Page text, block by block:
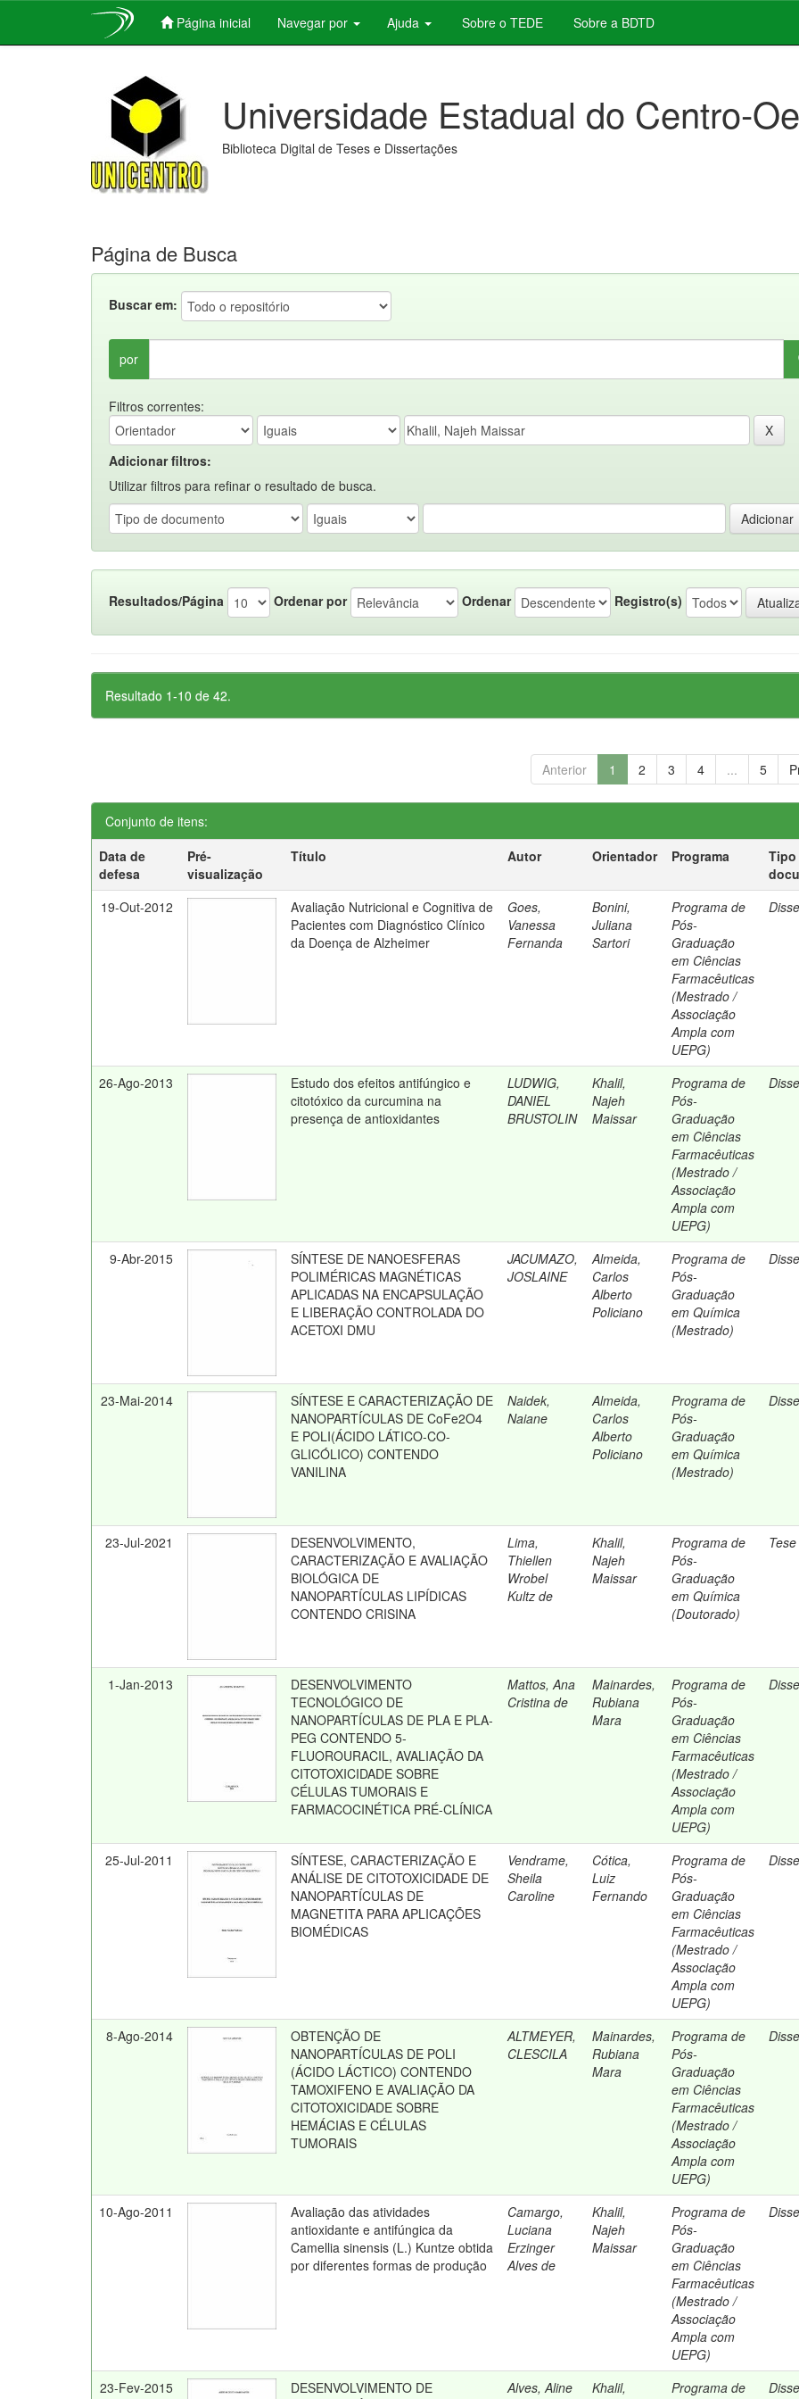
Página inicial Navegar por Ajuda Sobre o TEDE Sobre a BDTD
Universidade Estadual do Centro-
Biblioteca Digital de Teses e Dissertações
Página de Busca
Buscar em:
por
Filtros correntes:
Adicionar filtros:
Utilizar filtros para refinar o resultado de busca.
Resultados/Página Ordenar por Ordenar Registro(s)
Resultado 1-10 de 42.
Anterior 1 2 3 4 ... 5
Conjunto de itens:
Data de
defesa
Pré-
visualização
Título Autor Orientador Programa
Tipo
19-Out-2012
Avaliação Nutricional e Cognitiva de
Pacientes com Diagnóstico Clínico
da Doença de Alzheimer
Goes,
Vanessa
Fernanda
Bonini,
Juliana
Sartori
Programa de
Pós-
Graduação
em Ciências
Farmacêuticas
(Mestrado /
Associação
Ampla com
UEPG)
26-Ago-2013
Estudo dos efeitos antifúngico e
citotóxico da curcumina na
presença de antioxidantes
LUDWIG,
DANIEL
BRUSTOLIN
Khalil,
Najeh
Maissar
Programa de
Pós-
Graduação
em Ciências
Farmacêuticas
(Mestrado /
Associação
Ampla com
UEPG)
9-Abr-2015
SÍNTESE DE NANOESFERAS
POLIMÉRICAS MAGNÉTICAS
APLICADAS NA ENCAPSULAÇÃO
E LIBERAÇÃO CONTROLADA DO
ACETOXI DMU
JACUMAZO,
JOSLAINE
Almeida,
Carlos
Alberto
Policiano
Programa de
Pós-
Graduação
em Química
(Mestrado)
23-Mai-2014
SÍNTESE E CARACTERIZAÇÃO DE
NANOPARTÍCULAS DE CoFe2O4
E POLI(ÁCIDO LÁTICO-CO-
GLICÓLICO) CONTENDO
VANILINA
Naidek,
Naiane
Almeida,
Carlos
Alberto
Policiano
Programa de
Pós-
Graduação
em Química
(Mestrado)
23-Jul-2021
DESENVOLVIMENTO,
CARACTERIZAÇÃO E AVALIAÇÃO
BIOLÓGICA DE
NANOPARTÍCULAS LIPÍDICAS
CONTENDO CRISINA
Lima,
Thiellen
Wrobel
Kultz de
Khalil,
Najeh
Maissar
Programa de
Pós-
Graduação
em Química
(Doutorado)
Tese
1-Jan-2013
DESENVOLVIMENTO
TECNOLÓGICO DE
NANOPARTÍCULAS DE PLA E PLA-
PEG CONTENDO 5-
FLUOROURACIL, AVALIAÇÃO DA
CITOTOXICIDADE SOBRE
CÉLULAS TUMORAIS E
FARMACOCINÉTICA PRÉ-CLÍNICA
Mattos, Ana
Cristina de
Mainardes,
Rubiana
Mara
Programa de
Pós-
Graduação
em Ciências
Farmacêuticas
(Mestrado /
Associação
Ampla com
UEPG)
25-Jul-2011
SÍNTESE, CARACTERIZAÇÃO E
ANÁLISE DE CITOTOXICIDADE DE
NANOPARTÍCULAS DE
MAGNETITA PARA APLICAÇÕES
BIOMÉDICAS
Vendrame,
Sheila
Caroline
Cótica,
Luiz
Fernando
Programa de
Pós-
Graduação
em Ciências
Farmacêuticas
(Mestrado /
Associação
Ampla com
UEPG)
8-Ago-2014
OBTENÇÃO DE
NANOPARTÍCULAS DE POLI
(ÁCIDO LÁCTICO) CONTENDO
TAMOXIFENO E AVALIAÇÃO DA
CITOTOXICIDADE SOBRE
HEMÁCIAS E CÉLULAS
TUMORAIS
ALTMEYER,
CLESCILA
Mainardes,
Rubiana
Mara
Programa de
Pós-
Graduação
em Ciências
Farmacêuticas
(Mestrado /
Associação
Ampla com
UEPG)
10-Ago-2011
Avaliação das atividades
antioxidante e antifúngica da
Camellia sinensis (L.) Kuntze obtida
por diferentes formas de produção
Camargo,
Luciana
Erzinger
Alves de
Khalil,
Najeh
Maissar
Programa de
Pós-
Graduação
em Ciências
Farmacêuticas
(Mestrado /
Associação
Ampla com
UEPG)
23-Fev-2015
DESENVOLVIMENTO DE
Alves, Aline
Khalil,
Programa de